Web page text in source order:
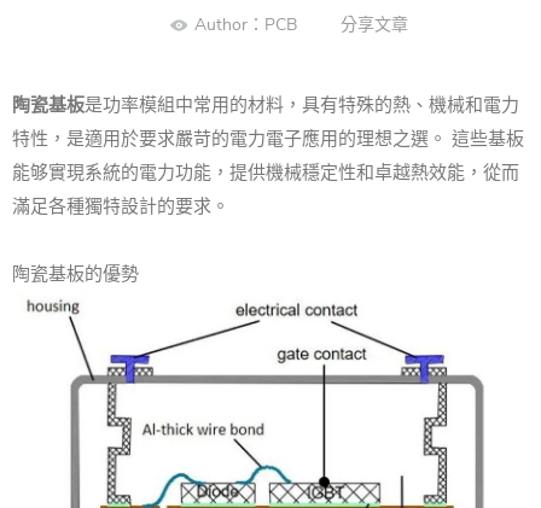
Author：PCB 分享文章
陶瓷基板是功率模組中常用的材料，具有特殊的熱、機械和電力
特性，是適用於要求嚴苛的電力電子應用的理想之選。 這些基板
能够實現系統的電力功能，提供機械穩定性和卓越熱效能，從而
滿足各種獨特設計的要求。
陶瓷基板的優勢